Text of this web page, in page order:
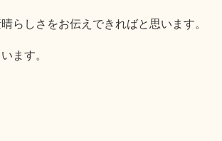
らしさをお伝えできればと思います。
ます。